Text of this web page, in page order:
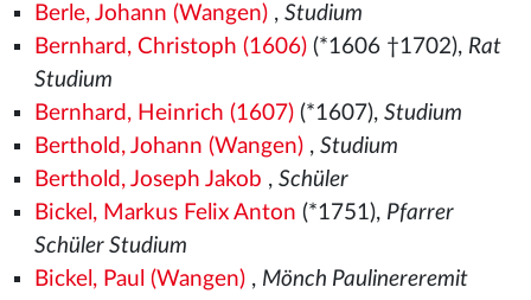
Berle, Johann (Wangen), Studium
Bernhard, Christoph (1606)(*1606 †1702), Rat
Studium
Bernhard, Heinrich (1607)(*1607), Studium
Berthold, Johann (Wangen), Studium
Berthold, Joseph Jakob , Schüler
Bickel, Markus Felix Anton (*1751), Pfarrer
Schüler Studium
Bickel, Paul (Wangen), Mönch Paulinereremit